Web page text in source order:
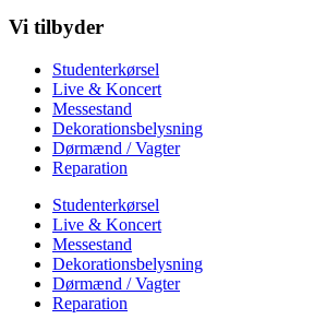
Vi tilbyder
Studenterkørsel
Live & Koncert
Messestand
Dekorationsbelysning
Dørmænd / Vagter
Reparation
Studenterkørsel
Live & Koncert
Messestand
Dekorationsbelysning
Dørmænd / Vagter
Reparation